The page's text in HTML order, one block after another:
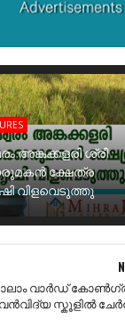
അങ്കക്കളരി ശ്രീ
ക്ഷേത്ര
വിളവെടുത്തു
വാർഡ്
സ്കൂളിൽ